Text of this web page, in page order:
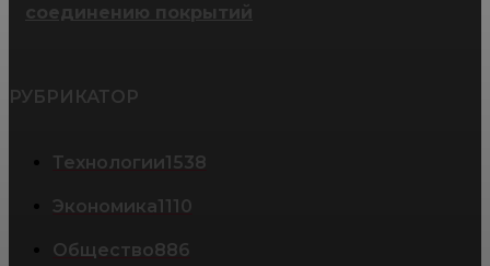
соединению покрытий
РУБРИКАТОР
Технологии1538
Экономика1110
Общество886